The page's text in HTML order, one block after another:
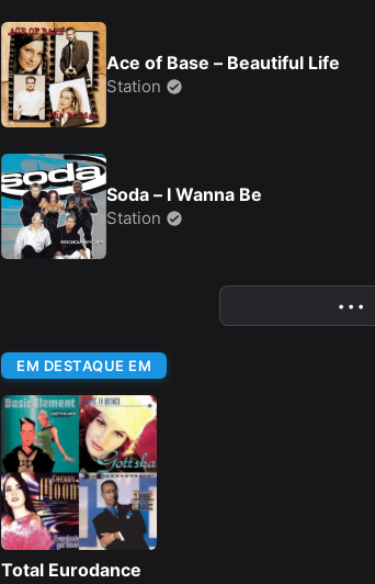
Ace of Base – Beautiful Life
Station
Soda – I Wanna Be
Station
• • •More
EM DESTAQUE EM
Total Eurodance